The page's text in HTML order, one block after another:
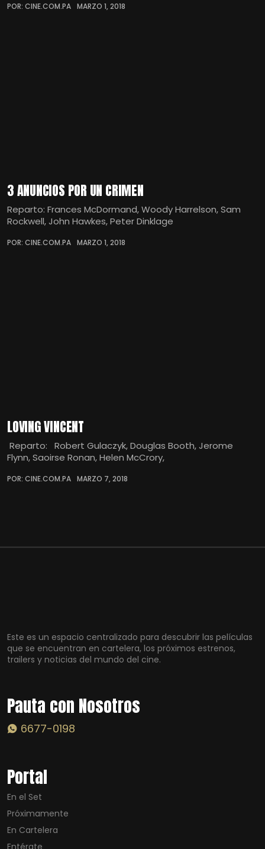
POR: CINE.COM.PA MARZO 1, 2018
3 ANUNCIOS POR UN CRIMEN
Reparto: Frances McDormand, Woody Harrelson, Sam
Rockwell, John Hawkes, Peter Dinklage
POR: CINE.COM.PA MARZO 1, 2018
LOVING VINCENT
Reparto: Robert Gulaczyk, Douglas Booth, Jerome
Flynn, Saoirse Ronan, Helen McCrory,
POR: CINE.COM.PA MARZO 7, 2018
Este es un espacio centralizado para descubrir las películas
que se encuentran en cartelera, los próximos estrenos,
trailers y noticias del mundo del cine.
Pauta con Nosotros
6677-0198
Portal
En el Set
Próximamente
En Cartelera
Entérate